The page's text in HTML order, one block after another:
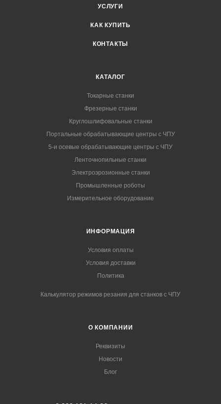
УСЛУГИ
КАК КУПИТЬ
КОНТАКТЫ
КАТАЛОГ
Токарные станки
Фрезерные станки
Круглошлифовальные станки
Портальные обрабатывающие центры с ЧПУ
5-и осевые обрабатывающие центры с ЧПУ
Ленточнопильные станки
Электроэрозионные станки
Промышленные роботы
Измерительное оборудование
ИНФОРМАЦИЯ
Условия оплаты
Условия доставки
Политика
Калькулятор режимов резания для станков с ЧПУ
О КОМПАНИИ
Реквизиты
Новости
Блог